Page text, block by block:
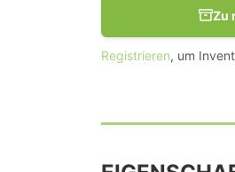
Zu
Registrieren, um